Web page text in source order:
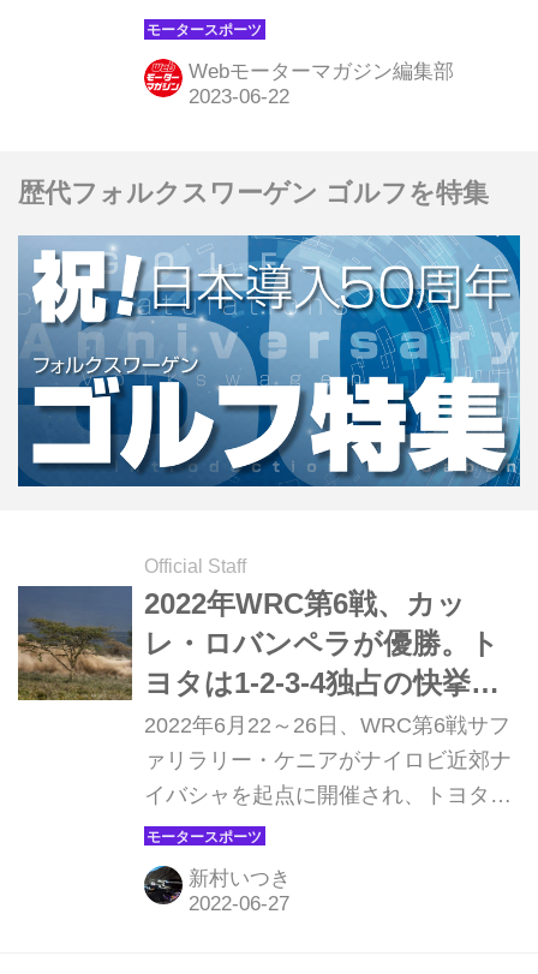
ナイバシャを起点に開催される。かつ
てほどではないが特殊でタフなラリー
であることには変わりなく、路面が荒
耐力と判断力が求められる。
Webモーターマガジン編集部
歴代フォルクスワーゲン ゴルフを特集
Official Staff
2022年WRC第6戦、カッ
レ・ロバンペラが優勝。ト
ヨタは1-2-3-4独占の快挙達
成【サファリラリー・ケニ
ア】
2022年6月22～26日、WRC第6戦サフ
ァリラリー・ケニアがナイロビ近郊ナ
イバシャを起点に開催され、トヨタの
カッレ・ロバンペラが優勝、2位はチ
ームメイトのエルフィン・エバンス、
3位に勝田貴元が入り、トヨタが表彰
新村いつき